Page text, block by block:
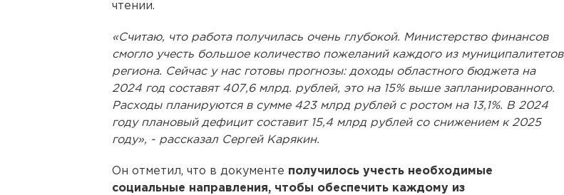
чтении.
«Считаю, что работа получилась очень глубокой. Министерство финансов
смогло учесть большое количество пожеланий каждого из муниципалитетов
региона. Сейчас у нас готовы прогнозы: доходы областного бюджета на
2024 год составят 407,6 млрд. рублей, это на 15% выше запланированного.
Расходы планируются в сумме 423 млрд рублей с ростом на 13,1%. В 2024
году плановый дефицит составит 15,4 млрд рублей со снижением к 2025
году», - рассказал Сергей Карякин.
Он отметил, что в документе получилось учесть необходимые
социальные направления, чтобы обеспечить каждому из